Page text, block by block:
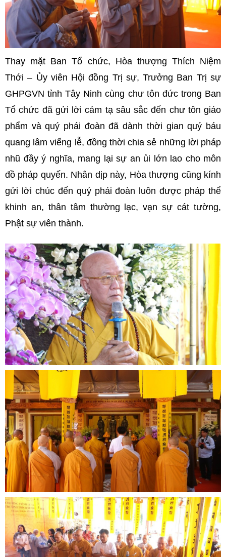
Thay mặt Ban Tổ chức, Hòa thượng Thích Niệm
Thới – Ủy viên Hội đồng Trị sự, Trưởng Ban Trị sự
GHPGVN tỉnh Tây Ninh cùng chư tôn đức trong Ban
Tổ chức đã gửi lời cảm tạ sâu sắc đến chư tôn giáo
phẩm và quý phái đoàn đã dành thời gian quý báu
quang lâm viếng lễ, đồng thời chia sẻ những lời pháp
nhũ đầy ý nghĩa, mang lại sự an ủi lớn lao cho môn
đồ pháp quyến. Nhân dịp này, Hòa thượng cũng kính
gửi lời chúc đến quý phái đoàn luôn được pháp thể
khinh an, thân tâm thường lạc, vạn sự cát tường,
Phật sự viên thành.